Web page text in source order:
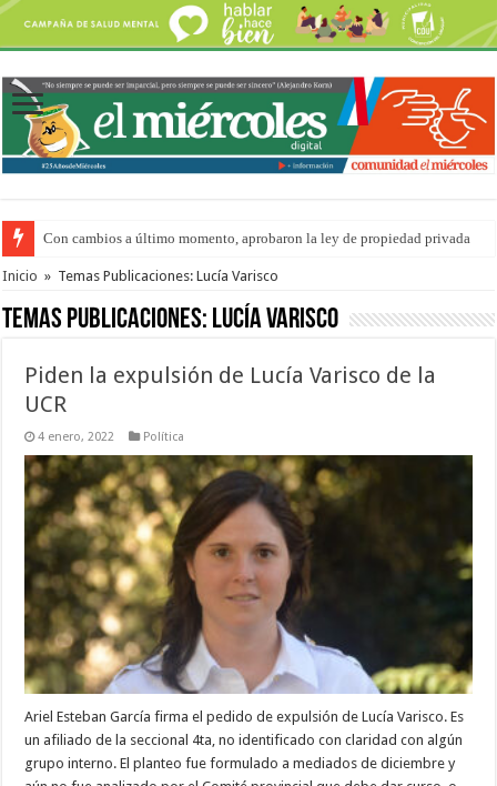
Con cambios a último momento, aprobaron la ley de propiedad privada
Adopción en Entre Ríos: el 35% de los 90 niños, niñas y adolescentes que
Inicio » Temas Publicaciones: Lucía Varisco
Temas Publicaciones: Lucía Varisco
Piden la expulsión de Lucía Varisco de la
UCR
4 enero, 2022 Política
Ariel Esteban García firma el pedido de expulsión de Lucía Varisco. Es
un afiliado de la seccional 4ta, no identificado con claridad con algún
grupo interno. El planteo fue formulado a mediados de diciembre y